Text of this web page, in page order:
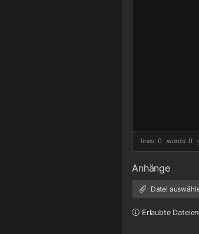
lines: 0 words: 0
Anhänge
Datei
Erlaubte